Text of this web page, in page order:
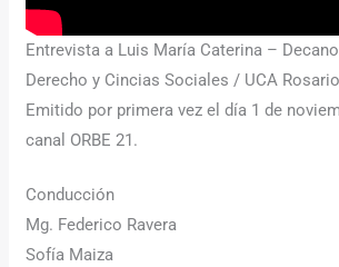
Entrevista a Luis María Caterina –
Derecho y Cincias Sociales / UCA Rosario
Emitido por primera vez el día 1 de
canal ORBE 21.
Conducción
Mg. Federico Ravera
Sofía Maiza